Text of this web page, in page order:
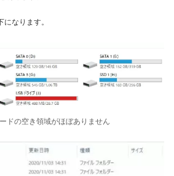
なります。
ドの空き領域がほぼありません